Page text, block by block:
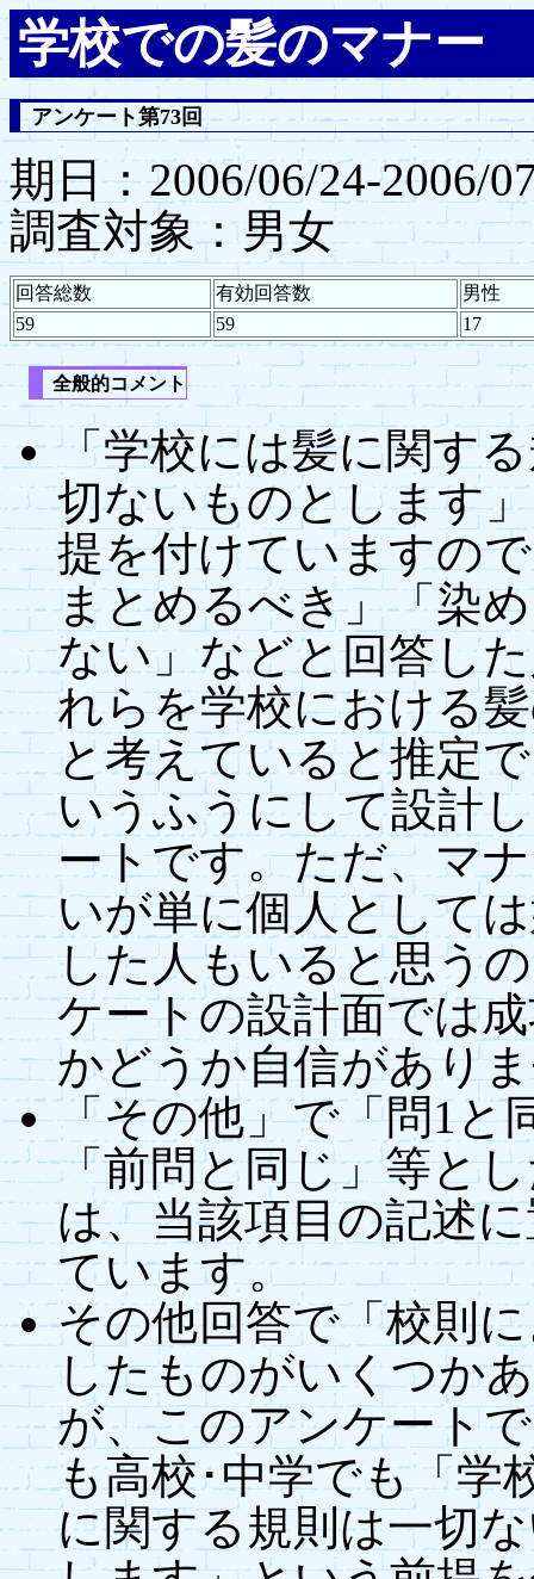
学校での髪のマナー
アンケート第73回
期日：2006/06/24-2006/
調査対象：男女
回答総数 有効回答数
男性
59
59 17
全般的コメント
「学校には髪に関す
切ないものとします
提を付けていますの
まとめるべき」「染
ない」などと回答し
れらを学校における
と考えていると推定
いうふうにして設計
ートです。ただ、マ
いが単に個人として
した人もいると思う
ケートの設計面では
かどうか自信があり
「その他」で「問1と
「前問と同じ」等と
は、当該項目の記述
ています。
その他回答で「校則
したものがいくつか
が、このアンケート
も高校･中学でも「学
に関する規則は一切